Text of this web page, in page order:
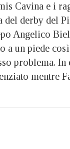
Cavina e i
derby del
Angelico
a un piede
problema.
mentre